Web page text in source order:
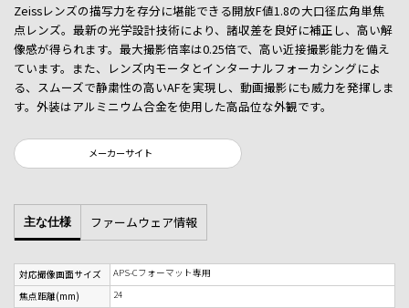
Zeissレンズの描写力を存分に堪能できる開放F値1.8の大口径広角単焦
点レンズ。最新の光学設計技術により、諸収差を良好に補正し、高い解
像感が得られます。最大撮影倍率は0.25倍で、高い近接撮影能力を備え
ています。また、レンズ内モータとインターナルフォーカシングによ
る、スムーズで静粛性の高いAFを実現し、動画撮影にも威力を発揮しま
す。外装はアルミニウム合金を使用した高品位な外観です。
メーカーサイト
主な仕様 ファームウェア情報
対応撮像画面サイズ
APS-Cフォーマット専用
焦点距離(mm)
24